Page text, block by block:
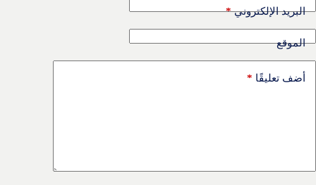
البريد الإلكتروني*
الموقع
أضف تعليقًا *